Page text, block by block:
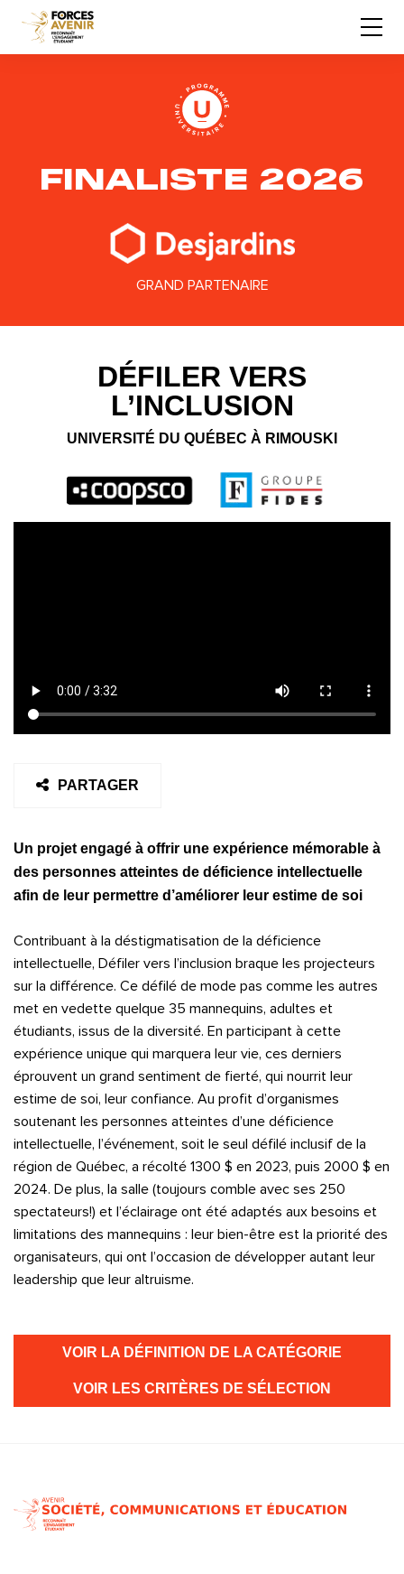
FINALISTE 2026
GRAND PARTENAIRE
DÉFILER VERS
L’INCLUSION
UNIVERSITÉ DU QUÉBEC À RIMOUSKI
PARTAGER
Un projet engagé à offrir une expérience mémorable à
des personnes atteintes de déficience intellectuelle
afin de leur permettre d’améliorer leur estime de soi
Contribuant à la déstigmatisation de la déficience
intellectuelle, Défiler vers l’inclusion braque les projecteurs
sur la différence. Ce défilé de mode pas comme les autres
met en vedette quelque 35 mannequins, adultes et
étudiants, issus de la diversité. En participant à cette
expérience unique qui marquera leur vie, ces derniers
éprouvent un grand sentiment de fierté, qui nourrit leur
estime de soi, leur confiance. Au profit d’organismes
soutenant les personnes atteintes d’une déficience
intellectuelle, l’événement, soit le seul défilé inclusif de la
région de Québec, a récolté 1300 $ en 2023, puis 2000 $ en
2024. De plus, la salle (toujours comble avec ses 250
spectateurs!) et l’éclairage ont été adaptés aux besoins et
limitations des mannequins : leur bien-être est la priorité des
organisateurs, qui ont l’occasion de développer autant leur
leadership que leur altruisme.
VOIR LA DÉFINITION DE LA CATÉGORIE
VOIR LES CRITÈRES DE SÉLECTION